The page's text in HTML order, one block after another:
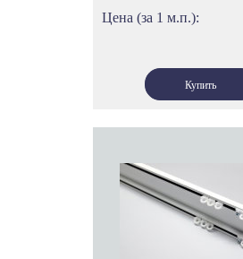
Цена (за 1 м.п.):